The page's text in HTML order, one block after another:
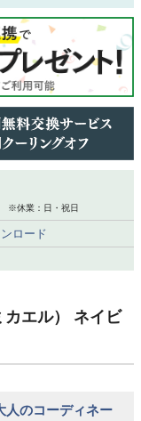
※休業：日・祝日
ロード
エル） ネイビ
のコーディネー